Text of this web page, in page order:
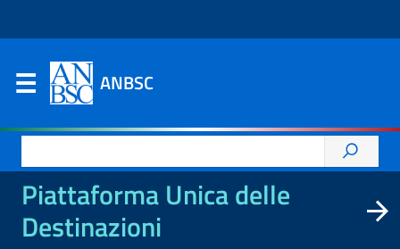
ANBSC
per:
Piattaforma Unica delle
Destinazioni